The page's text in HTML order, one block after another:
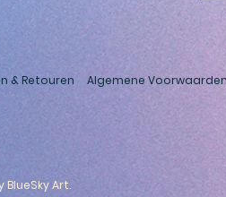
& Retouren Algemene Voorwaarden
Art.